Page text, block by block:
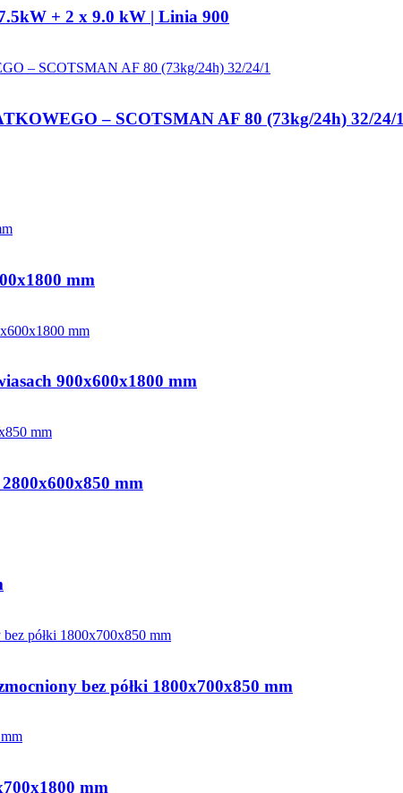
+ 2 x 9.0 kW | Linia 900
– SCOTSMAN AF 80 (73kg/24h) 32/24/1
mm
900x600x1800 mm
mm
bez półki 1800x700x850 mm
mm